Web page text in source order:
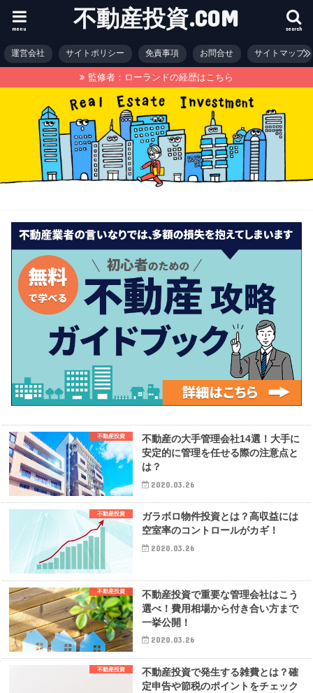
不動産投資.COM search
menu
運営会社 サイトポリシー 免責事項 お問合せ サイトマップ
監修者：ローランドの経歴はこちら
不動産投資
不動産の大手管理会社14選！大手に
安定的に管理を任せる際の注意点と
は？
2020.03.26
不動産投資
ガラボロ物件投資とは？高収益には
空室率のコントロールがカギ！
2020.03.26
不動産投資
不動産投資で重要な管理会社はこう
選べ！費用相場から付き合い方まで
一挙公開！
2020.03.26
不動産投資
不動産投資で発生する雑費とは？確
定申告や節税のポイントをチェック